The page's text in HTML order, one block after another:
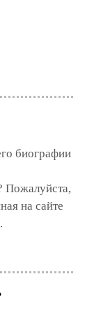
биографии
Пожалуйста,
на сайте